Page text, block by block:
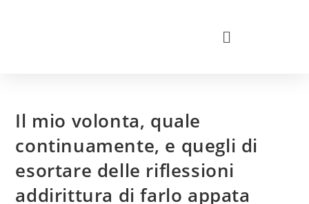
Il mio volonta, quale
continuamente, e quegli di
esortare delle riflessioni
addirittura di farlo appata